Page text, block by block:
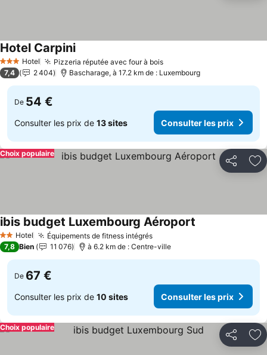
3 ÉtoilesHotel Pizzeria réputée avec four à boisConsulter les prix
Hotel CarpiniConsulter les prix
7,4 2 404 Bascharage, à 17.2 km de : Luxembourg
De 54 €
Consulter les prix de 13 sites Consulter les prix
Partager
Choix populaire
2 Étoiles
Hotel Équipements de fitness intégrésConsulter les prix
ibis budget Luxembourg Aéroport
7,8 Bien 11 076 à 6.2 km de : Centre-ville
De 67 €
Consulter les prix de 10 sites Consulter les prix
Partager
Choix populaire